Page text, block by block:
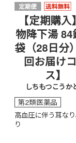
【定期購
物降下湯
袋（28日分
回お届け
ス】
しちもつこうか
第2類医薬品
高血圧に伴う耳な
り